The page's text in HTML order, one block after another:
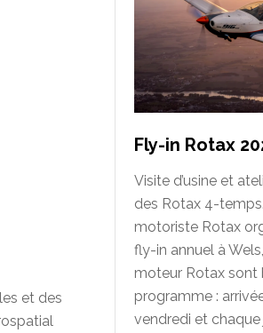
et des
Fly-in Rotax
Visite d’usine et
des Rotax 4-
motoriste Rotax
fly-in annuel à
moteur Rotax sont
programme :
vendredi et chaque